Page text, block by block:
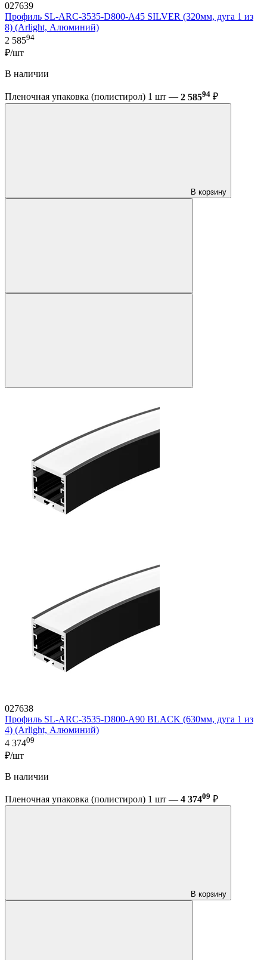
027639
Профиль SL-ARC-3535-D800-A45 SILVER (320мм, дуга 1 из
8) (Arlight, Алюминий)
2 58594
₽/шт
В наличии
Пленочная упаковка (полистирол) 1 шт — 2 58594 ₽
В корзину
027638
Профиль SL-ARC-3535-D800-A90 BLACK (630мм, дуга 1 из
4) (Arlight, Алюминий)
4 37409
₽/шт
В наличии
Пленочная упаковка (полистирол) 1 шт — 4 37409 ₽
В корзину